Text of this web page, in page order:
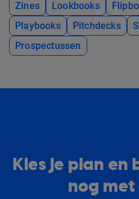
Zines
Lookbooks
Playbooks
Pitchdecks
Prospectussen
Kies je plan
nog